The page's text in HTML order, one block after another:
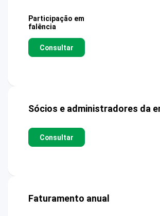
Participação em
falência
Consultar
Sócios e administradores da
Consultar
Faturamento anual